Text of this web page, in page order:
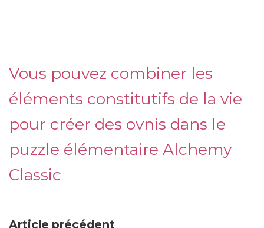
Vous pouvez combiner les
éléments constitutifs de la vie
pour créer des ovnis dans le
puzzle élémentaire Alchemy
Classic
Article précédent